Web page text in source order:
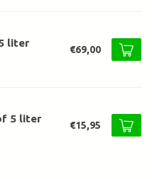
liter
€69,00
5 liter
€15,95